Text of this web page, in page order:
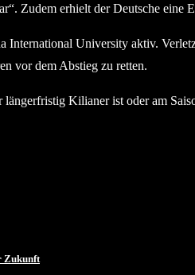
Zudem erhielt der Deutsche eine
University aktiv.
vor dem Abstieg zu retten.
Kilianer ist oder am
Zukunft